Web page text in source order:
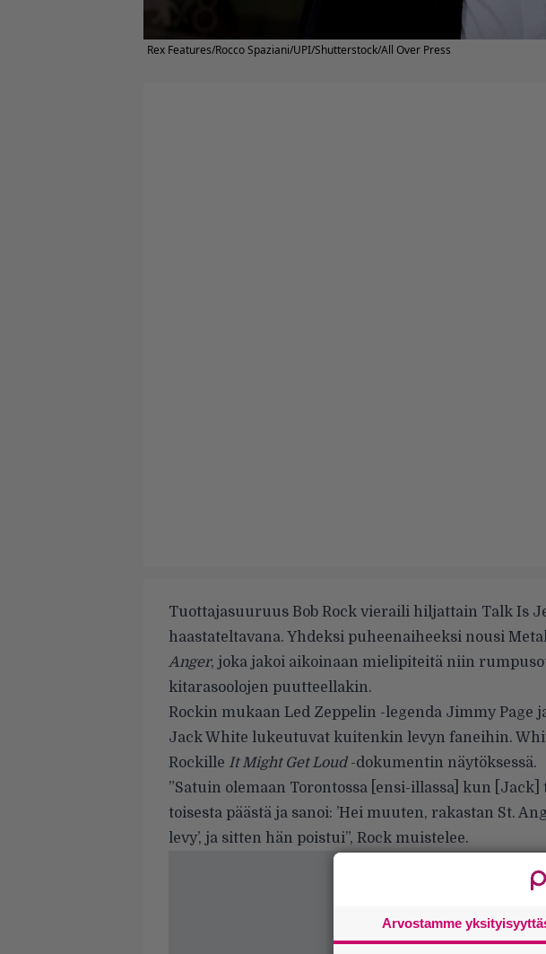
Rex Features/Rocco Spaziani/UPI/Shutterstock/All Over Press
Tuottajasuuruus Bob Rock vieraili hiljattain Talk Is
haastateltavana. Yhdeksi puheenaiheeksi nousi
Anger, joka jakoi aikoinaan mielipiteitä niin
kitarasoolojen puutteellakin.
Rockin mukaan Led Zeppelin -legenda Jimmy Page
Jack White lukeutuvat kuitenkin levyn faneihin.
Rockille It Might Get Loud-dokumentin näytöksessä.
”Satuin olemaan Torontossa [ensi-illassa] kun
toisesta päästä ja sanoi: ’Hei muuten, rakastan St.
levy’, ja sitten hän poistui”, Rock muistelee.
Arvostamme